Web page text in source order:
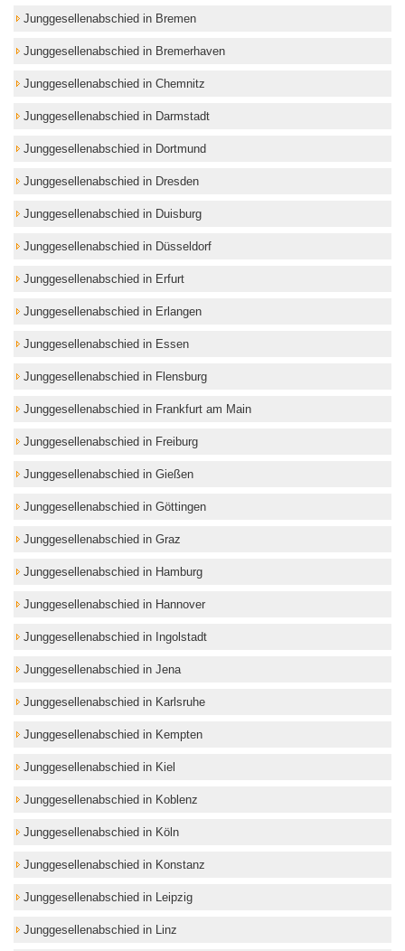
Junggesellenabschied in Bremen
Junggesellenabschied in Bremerhaven
Junggesellenabschied in Chemnitz
Junggesellenabschied in Darmstadt
Junggesellenabschied in Dortmund
Junggesellenabschied in Dresden
Junggesellenabschied in Duisburg
Junggesellenabschied in Düsseldorf
Junggesellenabschied in Erfurt
Junggesellenabschied in Erlangen
Junggesellenabschied in Essen
Junggesellenabschied in Flensburg
Junggesellenabschied in Frankfurt am Main
Junggesellenabschied in Freiburg
Junggesellenabschied in Gießen
Junggesellenabschied in Göttingen
Junggesellenabschied in Graz
Junggesellenabschied in Hamburg
Junggesellenabschied in Hannover
Junggesellenabschied in Ingolstadt
Junggesellenabschied in Jena
Junggesellenabschied in Karlsruhe
Junggesellenabschied in Kempten
Junggesellenabschied in Kiel
Junggesellenabschied in Koblenz
Junggesellenabschied in Köln
Junggesellenabschied in Konstanz
Junggesellenabschied in Leipzig
Junggesellenabschied in Linz